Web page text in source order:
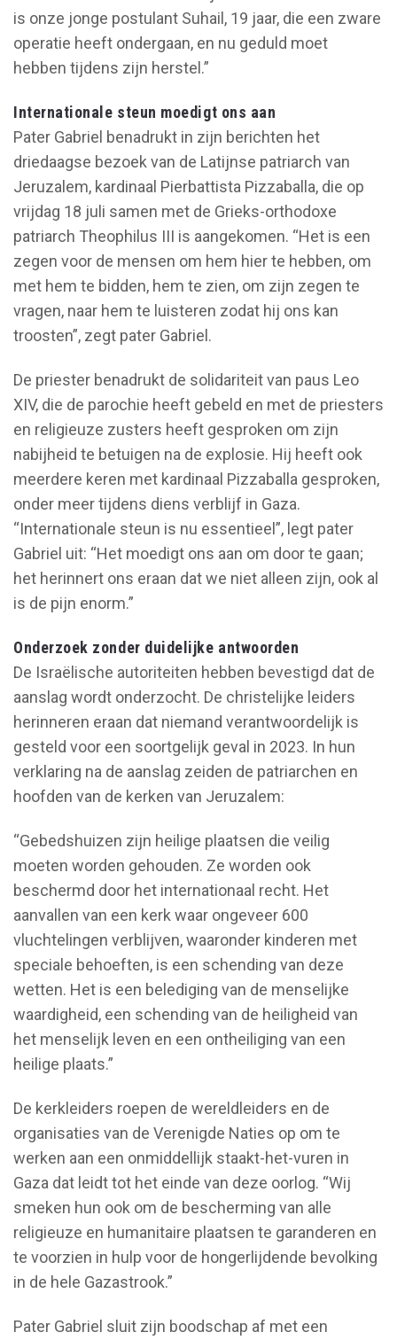
is onze jonge postulant Suhail, 19 jaar, die een zware
operatie heeft ondergaan, en nu geduld moet
hebben tijdens zijn herstel.”
Internationale steun moedigt ons aan
Pater Gabriel benadrukt in zijn berichten het
driedaagse bezoek van de Latijnse patriarch van
Jeruzalem, kardinaal Pierbattista Pizzaballa, die op
vrijdag 18 juli samen met de Grieks-orthodoxe
patriarch Theophilus III is aangekomen. “Het is een
zegen voor de mensen om hem hier te hebben, om
met hem te bidden, hem te zien, om zijn zegen te
vragen, naar hem te luisteren zodat hij ons kan
troosten”, zegt pater Gabriel.
De priester benadrukt de solidariteit van paus Leo
XIV, die de parochie heeft gebeld en met de priesters
en religieuze zusters heeft gesproken om zijn
nabijheid te betuigen na de explosie. Hij heeft ook
meerdere keren met kardinaal Pizzaballa gesproken,
onder meer tijdens diens verblijf in Gaza.
“Internationale steun is nu essentieel”, legt pater
Gabriel uit: “Het moedigt ons aan om door te gaan;
het herinnert ons eraan dat we niet alleen zijn, ook al
is de pijn enorm.”
Onderzoek zonder duidelijke antwoorden
De Israëlische autoriteiten hebben bevestigd dat de
aanslag wordt onderzocht. De christelijke leiders
herinneren eraan dat niemand verantwoordelijk is
gesteld voor een soortgelijk geval in 2023. In hun
verklaring na de aanslag zeiden de patriarchen en
hoofden van de kerken van Jeruzalem:
“Gebedshuizen zijn heilige plaatsen die veilig
moeten worden gehouden. Ze worden ook
beschermd door het internationaal recht. Het
aanvallen van een kerk waar ongeveer 600
vluchtelingen verblijven, waaronder kinderen met
speciale behoeften, is een schending van deze
wetten. Het is een belediging van de menselijke
waardigheid, een schending van de heiligheid van
het menselijk leven en een ontheiliging van een
heilige plaats.”
De kerkleiders roepen de wereldleiders en de
organisaties van de Verenigde Naties op om te
werken aan een onmiddellijk staakt-het-vuren in
Gaza dat leidt tot het einde van deze oorlog. “Wij
smeken hun ook om de bescherming van alle
religieuze en humanitaire plaatsen te garanderen en
te voorzien in hulp voor de hongerlijdende bevolking
in de hele Gazastrook.”
Pater Gabriel sluit zijn boodschap af met een